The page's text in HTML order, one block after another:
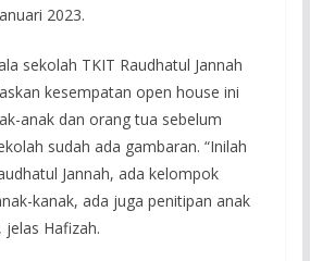
2023.
sekolah TKIT Raudhatul Jannah
kesempatan open house ini
anak dan orang tua sebelum
sudah ada gambaran. “Inilah
Jannah, ada kelompok
kanak, ada juga penitipan anak
jelas Hafizah.